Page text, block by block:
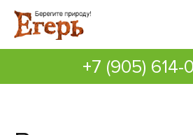
+7 (905) 614-